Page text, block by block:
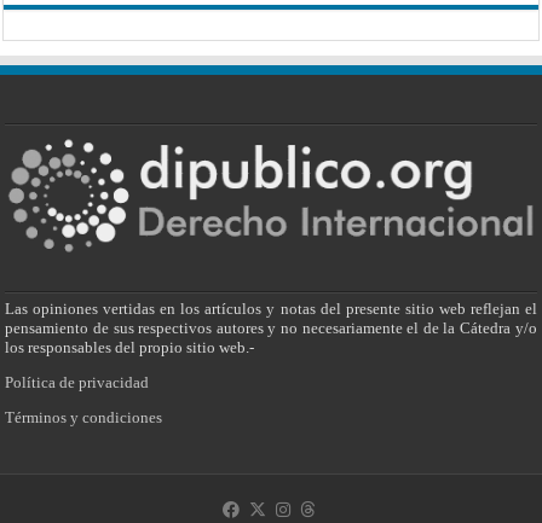
Las opiniones vertidas en los artículos y notas del presente sitio web reflejan el
pensamiento de sus respectivos autores y no necesariamente el de la Cátedra y/o
los responsables del propio sitio web.-
Política de privacidad
Términos y condiciones